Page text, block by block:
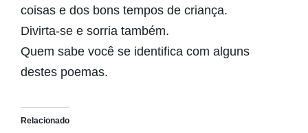
coisas e dos bons tempos de criança.
Divirta-se e sorria também.
Quem sabe você se identifica com alguns
destes poemas.
Relacionado